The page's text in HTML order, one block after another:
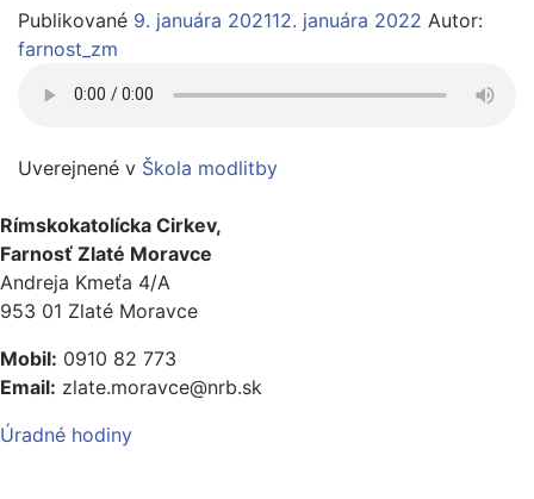
Publikované 9. januára 202112. januára 2022 Autor:
farnost_zm
Uverejnené v Škola modlitby
Rímskokatolícka Cirkev,
Farnosť Zlaté Moravce
Andreja Kmeťa 4/A
953 01 Zlaté Moravce
Mobil: 0910 82 773
Email: zlate.moravce@nrb.sk
Úradné hodiny